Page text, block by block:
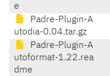
e
Padre-Plugin-A
utodia-0.04.tar.gz
Padre-Plugin-A
utoformat-1.22.rea
dme